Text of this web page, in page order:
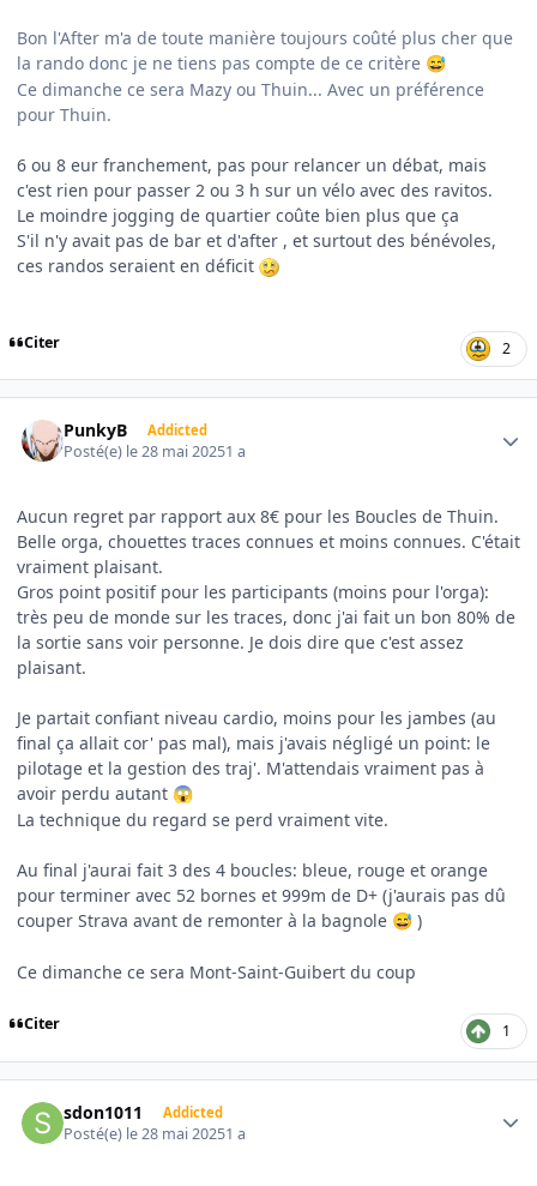
Bon l'After m'a de toute manière toujours coûté plus cher que
la rando donc je ne tiens pas compte de ce critère 😅
Ce dimanche ce sera Mazy ou Thuin... Avec un préférence
pour Thuin.
6 ou 8 eur franchement, pas pour relancer un débat, mais
c'est rien pour passer 2 ou 3 h sur un vélo avec des ravitos.
Le moindre jogging de quartier coûte bien plus que ça
S'il n'y avait pas de bar et d'after , et surtout des bénévoles,
ces randos seraient en déficit
Citer 2
PunkyB Addicted
Posté(e) le 28 mai 20251 a
Aucun regret par rapport aux 8€ pour les Boucles de Thuin.
Belle orga, chouettes traces connues et moins connues. C'était
vraiment plaisant.
Gros point positif pour les participants (moins pour l'orga):
très peu de monde sur les traces, donc j'ai fait un bon 80% de
la sortie sans voir personne. Je dois dire que c'est assez
plaisant.
Je partait confiant niveau cardio, moins pour les jambes (au
final ça allait cor' pas mal), mais j'avais négligé un point: le
pilotage et la gestion des traj'. M'attendais vraiment pas à
avoir perdu autant 😱
La technique du regard se perd vraiment vite.
Au final j'aurai fait 3 des 4 boucles: bleue, rouge et orange
pour terminer avec 52 bornes et 999m de D+ (j'aurais pas dû
couper Strava avant de remonter à la bagnole 😅 )
Ce dimanche ce sera Mont-Saint-Guibert du coup
Citer 1
sdon1011 Addicted
Posté(e) le 28 mai 20251 a